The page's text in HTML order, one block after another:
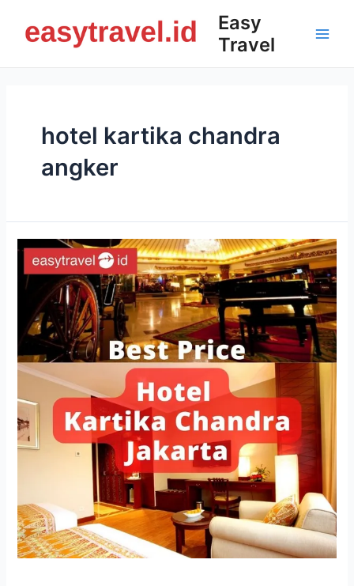
content
Easy
Travel
hotel kartika chandra
angker